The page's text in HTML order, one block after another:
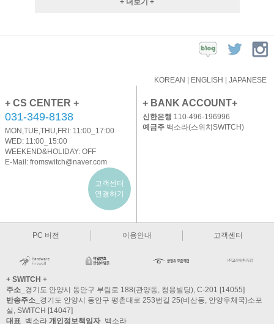
+ 더보기 +
KOREAN ENGLISH JAPANESE
+ CS CENTER +
031-349-8138
MON,TUE,THU,FRI: 11:00_17:00
WED: 11:00_15:00
WEEKEND&HOLIDAY: OFF
E-Mail: fromswitch@naver.com
고객센터
연결하기
+ BANK ACCOUNT+
신한은행 110-496-196996
예금주백소라(스위치SWITCH)
PC 버전 이용안내 고객센터
+ SWITCH +
주소_ 경기도 안양시 동안구 부림로 188(관양동, 청용빌딩), C-201 [14055]
반송주소_ 경기도 안양시 동안구 평촌대로 253번길 25(비산동, 안양우체국)소포
실, SWITCH [14047]
대표_ 백소라 개인정보책임자_ 백소라